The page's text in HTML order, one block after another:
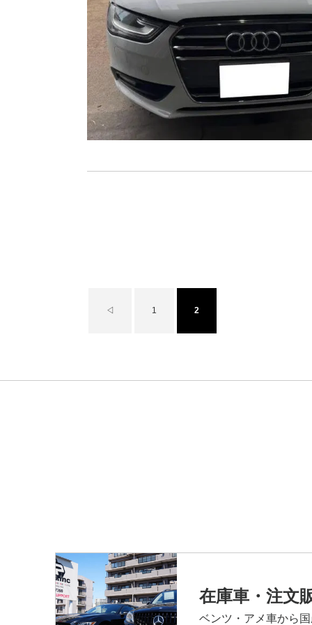
◁ 1 2
在庫車・注文
ベンツ・アメ車から